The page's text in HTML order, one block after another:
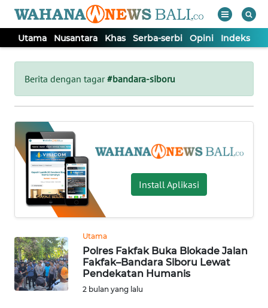
Utama Nusantara Khas Serba-serbi Opini Indeks
Berita dengan tagar#bandara-siboru
Install Aplikasi
Utama
Polres Fakfak Buka Blokade Jalan
Fakfak–Bandara Siboru Lewat
Pendekatan Humanis
2 bulan yang lalu
Tutup
UTAMA
NUSANTARA
KHAS
SERBA-
SERBI
OPINI
Informasi